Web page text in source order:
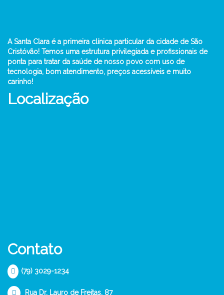
A Santa Clara é a primeira clínica particular da cidade de São
Cristóvão! Temos uma estrutura privilegiada e profissionais de
ponta para tratar da saúde de nosso povo com uso de
tecnologia, bom atendimento, preços acessíveis e muito
carinho!
Localização
Contato
(79) 3029-1234
Rua Dr. Lauro de Freitas, 87